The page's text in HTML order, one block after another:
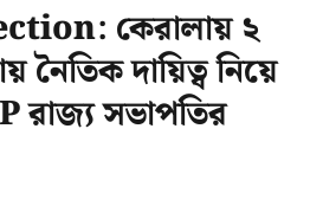
কেরালায় ২
নৈতিক দায়িত্ব নিয়ে
রাজ্য সভাপতির